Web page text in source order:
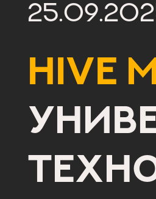
Hive